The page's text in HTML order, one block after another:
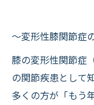
～変形性膝関節症
膝の変形性関節症
の関節疾患として
多くの方が「もう